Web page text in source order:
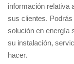
información relativa
sus clientes.
solución en energía
su instalación,
hacer.